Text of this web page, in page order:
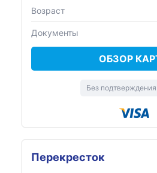
Возраст
Документы
ОБЗОР
Без
Перекресток